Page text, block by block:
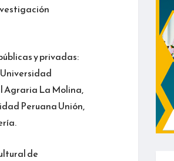
y privadas:
Agraria La Molina,
Peruana Unión,
de